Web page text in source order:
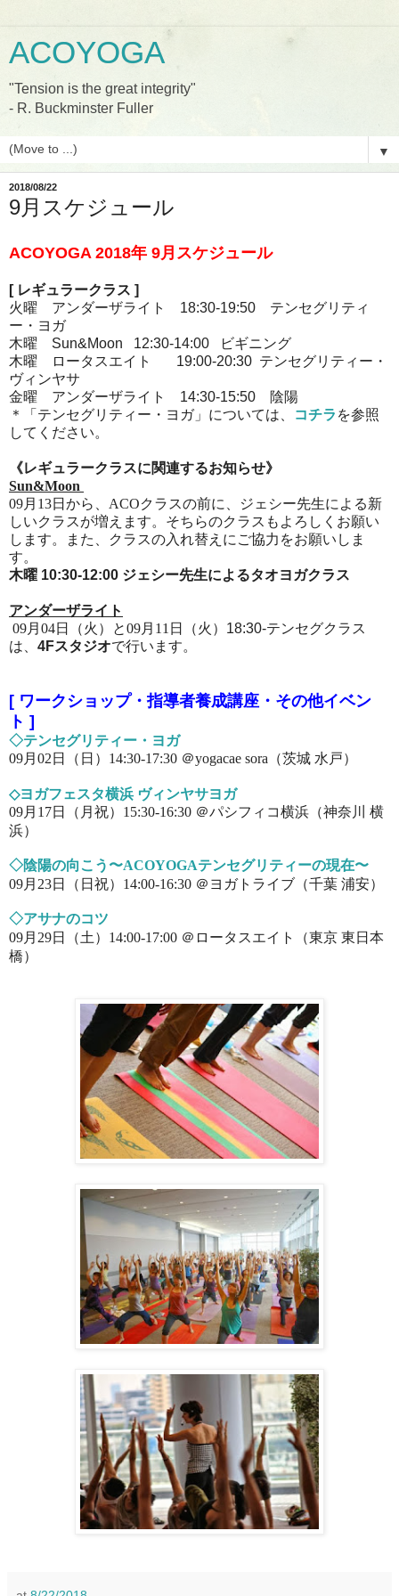
ACOYOGA
"Tension is the great integrity"
- R. Buckminster Fuller
▼
2018/08/22
9月スケジュール
ACOYOGA 2018年 9月スケジュール
[ レギュラークラス ]
火曜 アンダーザライト 18:30-19:50 テンセグリティ
ー・ヨガ
木曜 Sun&Moon 12:30-14:00 ビギニング
木曜 ロータスエイト 19:00-20:30 テンセグリティー・
ヴィンヤサ
金曜 アンダーザライト 14:30-15:50 陰陽
＊「テンセグリティー・ヨガ」については、
コチラ を参照
してください。
《レギュラークラスに関連するお知らせ》
Sun&Moon
09月13日から、ACOクラスの前に、ジェシー先生による新
しいクラスが増えます。そちらのクラスもよろしくお願い
します。
また、クラスの入れ替えにご協力をお願いしま
す。
木曜 10:30-12:00 ジェシー先生によるタオヨガクラス
アンダーザライト
09月04日（火 ）と09月11日（火 ） 18:30-テンセグクラス
は、 4Fスタジオで行います。
[ ワークショップ・指導者養成講座・その他イベン
ト ]
◇テンセグリティー・ヨガ
09月02日（日）14:30-17:30 ＠yogacae sora（茨城 水戸）
◇ヨガフェスタ横浜 ヴィンヤサヨガ
09月17日（月祝） 15:30-16:30 ＠パシフィコ横浜（神奈川 横
浜）
◇陰陽の向こう〜ACOYOGAテンセグリティーの現在〜
09月23日（日祝）14:00-16:30 ＠ヨガトライブ（千葉 浦安）
◇アサナのコツ
09月29日（土）14:00-17:00 ＠ロータスエイト（東京 東日本
橋）